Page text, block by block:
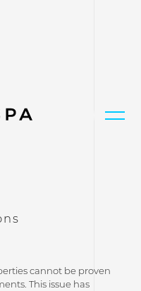
cannot be proven
This issue has